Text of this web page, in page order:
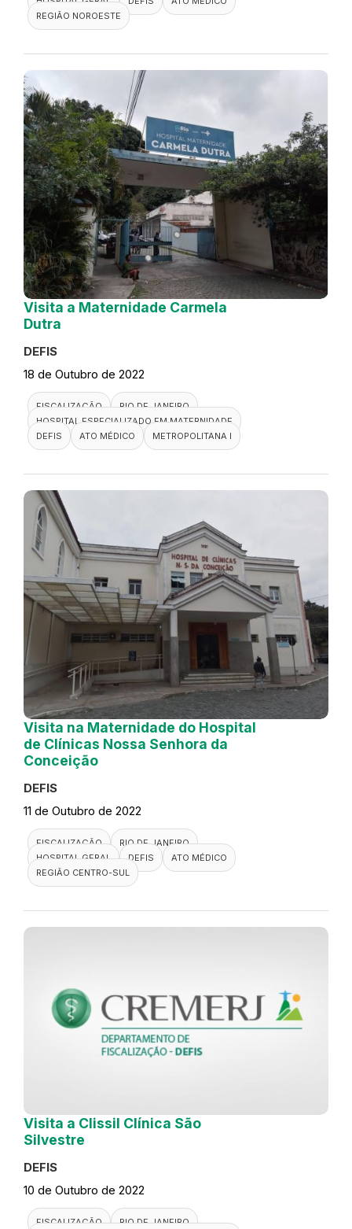
REGIÃO NOROESTE
Visita a Maternidade Carmela
Dutra
DEFIS
18 de Outubro de 2022
FISCALIZAÇÃO
RIO DE JANEIRO
HOSPITAL ESPECIALIZADO EM MATERNIDADE
DEFIS
ATO MÉDICO METROPOLITANA I
Visita na Maternidade do Hospital
de Clínicas Nossa Senhora da
Conceição
DEFIS
11 de Outubro de 2022
FISCALIZAÇÃO
RIO DE JANEIRO
HOSPITAL GERAL
DEFIS
ATO MÉDICO
REGIÃO CENTRO-SUL
Visita a Clissil Clínica São
Silvestre
DEFIS
10 de Outubro de 2022
FISCALIZAÇÃO RIO DE JANEIRO